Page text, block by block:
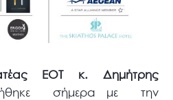
ΕΟΤ κ. Δημήτρης
σήμερα με την